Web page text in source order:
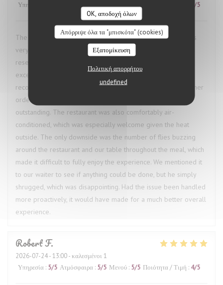
OK, αποδοχή όλων
Απόρριψε όλα τα "μπισκότα" (cookies)
Εξατομίκευση
Πολιτική απορρήτου
undefined
Υπηρεσία
Ατμόσφαιρα:1/5 Μενού:5/5 /5
The restaurant called ahead to confirm our booking and was
very accommodating when we needed to change the
reservation time, which was a great start. The food was
excellent. I had the bœuf bourguignon, and the waiter’s
recommendation of a red wine pairing was spot on. My partner
ordered the octopus, and we both agreed our dishes were
outstanding. The restaurant was also comfortably air-
conditioned, which was especially welcome given the heat
outside. The only downside was the number of flies buzzing
around the restaurant and our table throughout the meal, which
made it difficult to fully enjoy the experience. We mentioned it
to our waiter to see if anything could be done, but he simply
shrugged, which was disappointing. Had the issue been handled
more proactively, it would have made for a much better overall
experience.
RobertF
2026-07-24- 13:00 - καλεσμένοι 1
Υπηρεσία : 5/5 Ατμόσφαιρα : 5/5 Μενού : 5/5 Ποιότητα / Τιμή : 4/5